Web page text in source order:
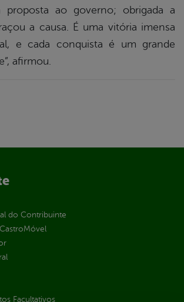
proposta ao governo; obrigada a
a causa. É uma vitória imensa
e cada conquista é um grande
afirmou.
do Contribuinte
Facultativos